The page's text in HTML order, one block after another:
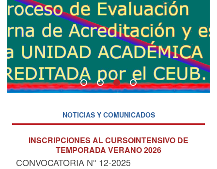
NOTICIAS Y COMUNICADOS
INSCRIPCIONES AL CURSOINTENSIVO DE
TEMPORADA VERANO 2026
CONVOCATORIA N° 12-2025